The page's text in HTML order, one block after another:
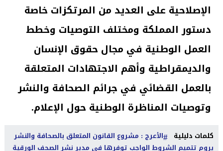
الإصلاحية على العديد من المرتكزات خاصة
دستور المملكة ومختلف التوصيات وخطط
العمل الوطنية في مجال حقوق الإنسان
والديمقراطية وأهم الاجتهادات المتعلقة
بالعمل القضائي في جرائم الصحافة والنشر
وتوصيات المناظرة الوطنية حول الإعلام.
كلمات دليلية
الأعرج : مشروع القانون المتعلق بالصحافة والنشر
يروم تتميم الشروط الواجب توفرها في مدير نشر الصحف الورقية